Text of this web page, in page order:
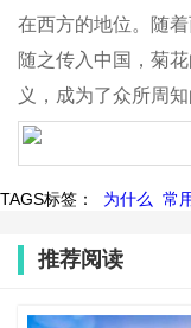
在西方的地位。随
随之传入中国，菊
义，成为了众所周知
TAGS标签： 为什么 常
推荐阅读